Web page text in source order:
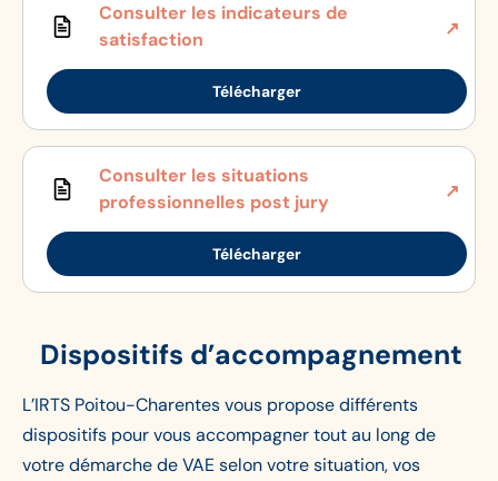
Consulter les indicateurs de
satisfaction
Télécharger
Consulter les situations
professionnelles post jury
Télécharger
Dispositifs d’accompagnement
L’IRTS Poitou-Charentes vous propose différents
dispositifs pour vous accompagner tout au long de
votre démarche de VAE selon votre situation, vos